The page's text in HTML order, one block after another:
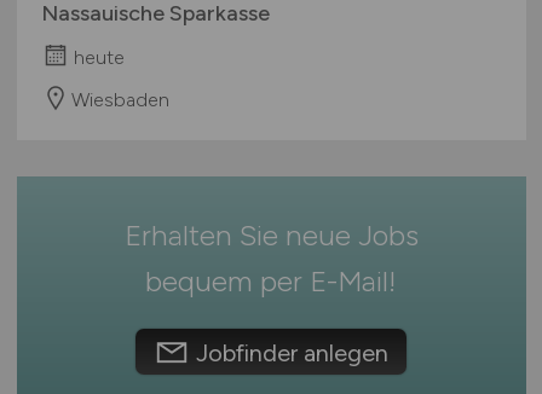
Rheinland-Pfalz
Saarland
Sachsen
Deutschlandweit
Österreich
International
Nassauische Sparkasse
heute
Wiesbaden
Erhalten Sie neue Jobs
bequem per E-Mail!
Jobfinder anlegen